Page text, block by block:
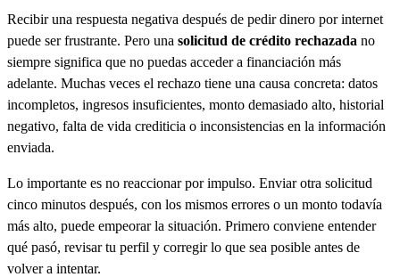
Recibir una respuesta negativa después de pedir dinero por internet
puede ser frustrante. Pero una solicitud de crédito rechazada no
siempre significa que no puedas acceder a financiación más
adelante. Muchas veces el rechazo tiene una causa concreta: datos
incompletos, ingresos insuficientes, monto demasiado alto, historial
negativo, falta de vida crediticia o inconsistencias en la información
enviada.
Lo importante es no reaccionar por impulso. Enviar otra solicitud
cinco minutos después, con los mismos errores o un monto todavía
más alto, puede empeorar la situación. Primero conviene entender
qué pasó, revisar tu perfil y corregir lo que sea posible antes de
volver a intentar.